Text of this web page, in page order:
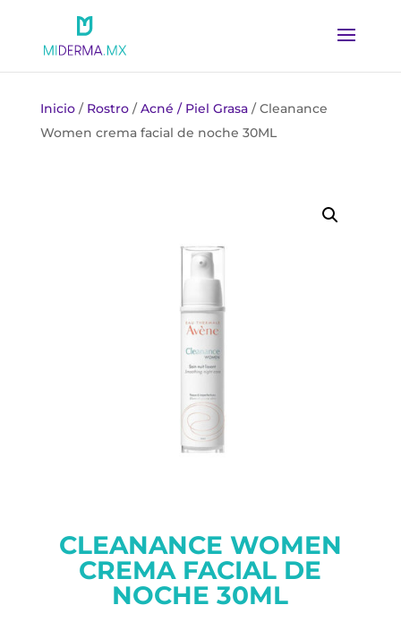
Inicio/ Rostro/Acné / Piel Grasa/ Cleanance
Women crema facial de noche 30ML
CLEANANCE WOMEN
CREMA FACIAL DE
NOCHE 30ML